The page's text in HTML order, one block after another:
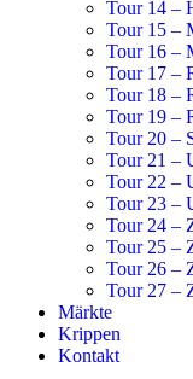
Tour 14 –
Tour 15 –
Tour 16 –
Tour 17 –
Tour 18 –
Tour 19 –
Tour 20 –
Tour 21 –
Tour 22 –
Tour 23 –
Tour 24 –
Tour 25 –
Tour 26 –
Tour 27 –
Märkte
Krippen
Kontakt